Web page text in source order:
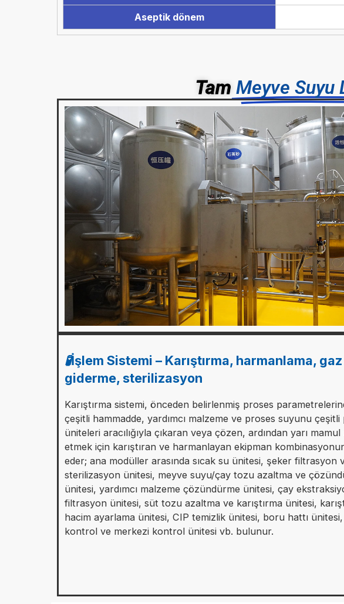
Aseptik dönem
Tam Meyve Suyu
🧪İşlem Sistemi – Karıştırma, harmanlama, gaz
giderme, sterilizasyon
Karıştırma sistemi, önceden belirlenmiş proses
çeşitli hammadde, yardımcı malzeme ve proses suyunu çeşitli
üniteleri aracılığıyla çıkaran veya çözen, ardından yarı
etmek için karıştıran ve harmanlayan ekipman
eder; ana modüller arasında sıcak su ünitesi, şeker filtrasyon
sterilizasyon ünitesi, meyve suyu/çay tozu azaltma ve
ünitesi, yardımcı malzeme çözündürme ünitesi, çay
filtrasyon ünitesi, süt tozu azaltma ve karıştırma ünitesi,
hacim ayarlama ünitesi, CIP temizlik ünitesi, boru hattı
kontrol ve merkezi kontrol ünitesi vb. bulunur.